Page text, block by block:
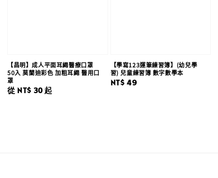
【昌明】成人平面耳繩醫療口罩
50入 莫蘭迪彩色 加粗耳繩 醫用口
罩
Regular
從 NT$ 30起
【學寫123運筆練習簿】(幼兒學
習) 兒童練習簿 數字數學本
Regular
NT$ 49